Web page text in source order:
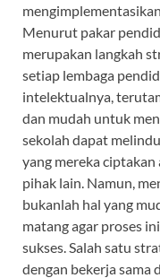
Menurut pakar
merupakan langkah
setiap lembaga
intelektualnya,
dan mudah untuk
sekolah dapat
yang mereka
pihak lain. Namun,
bukanlah hal yang
matang agar proses
sukses. Salah satu
dengan bekerja sama